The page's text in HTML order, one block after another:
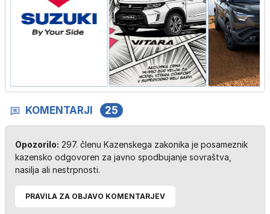
KOMENTARJI 25
Opozorilo: 297. členu Kazenskega zakonika je posameznik
kazensko odgovoren za javno spodbujanje sovraštva,
nasilja ali nestrpnosti.
PRAVILA ZA OBJAVO KOMENTARJEV